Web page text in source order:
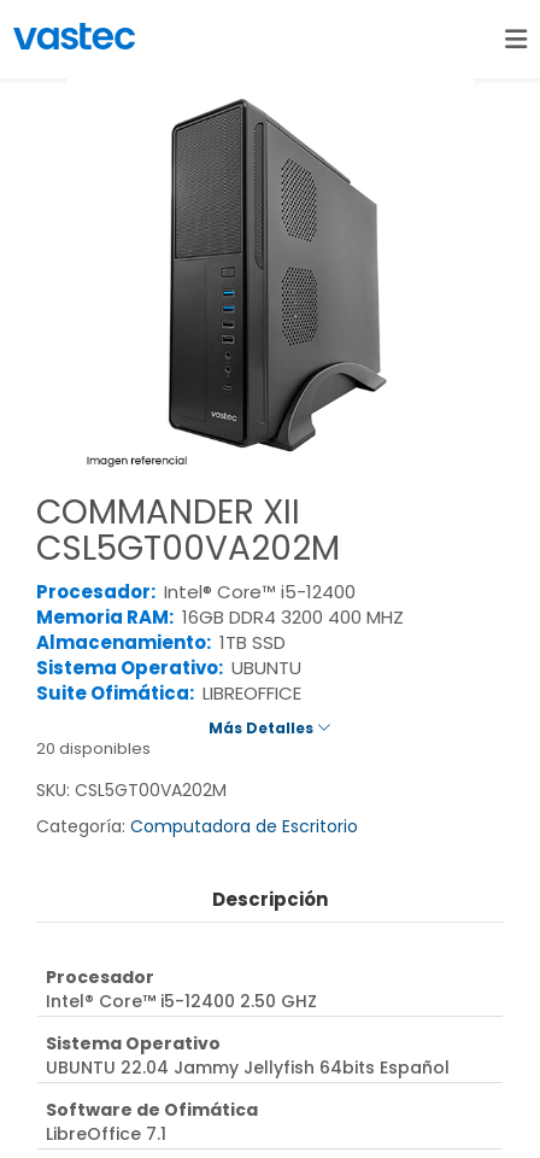
COMMANDER XII
CSL5GT00VA202M
Procesador: Intel® Core™ i5-12400
Memoria RAM: 16GB DDR4 3200 400 MHZ
Almacenamiento: 1TB SSD
Sistema Operativo: UBUNTU
Suite Ofimática: LIBREOFFICE
Más Detalles
20 disponibles
SKU: CSL5GT00VA202M
Categoría: Computadora de Escritorio
Descripción
Procesador
Intel® Core™ i5-12400 2.50 GHZ
Sistema Operativo
UBUNTU 22.04 Jammy Jellyfish 64bits Español
Software de Ofimática
LibreOffice 7.1